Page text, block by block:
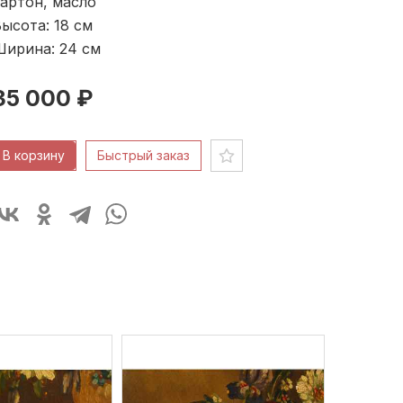
18 см
24 см
000 ₽
В корзину Быстрый заказ